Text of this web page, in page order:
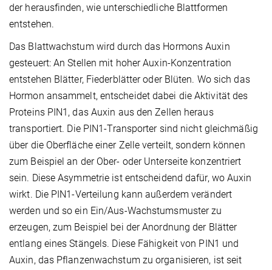
der herausfinden, wie unterschiedliche Blattformen
entstehen.
Das Blattwachstum wird durch das Hormons Auxin
gesteuert: An Stellen mit hoher Auxin-Konzentration
entstehen Blätter, Fiederblätter oder Blüten. Wo sich das
Hormon ansammelt, entscheidet dabei die Aktivität des
Proteins PIN1, das Auxin aus den Zellen heraus
transportiert. Die PIN1-Transporter sind nicht gleichmäßig
über die Oberfläche einer Zelle verteilt, sondern können
zum Beispiel an der Ober- oder Unterseite konzentriert
sein. Diese Asymmetrie ist entscheidend dafür, wo Auxin
wirkt. Die PIN1-Verteilung kann außerdem verändert
werden und so ein Ein/Aus-Wachstumsmuster zu
erzeugen, zum Beispiel bei der Anordnung der Blätter
entlang eines Stängels. Diese Fähigkeit von PIN1 und
Auxin, das Pflanzenwachstum zu organisieren, ist seit